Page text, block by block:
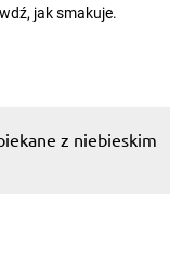
jak smakuje.
z niebieskim